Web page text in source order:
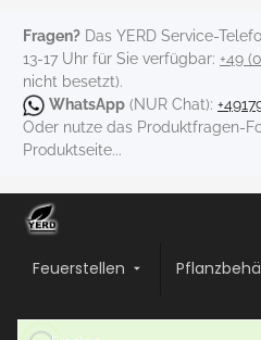
Fragen? Das YERD Service-
13-17 Uhr für Sie verfügbar: +49
nicht besetzt).
WhatsApp (NUR Chat):
Oder nutze das Produktfragen-
Produktseite...
Feuerstellen